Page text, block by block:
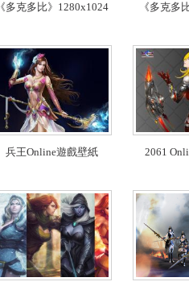
《多克多比》1280x1024 《多克多
兵王Online遊戲壁紙 2061